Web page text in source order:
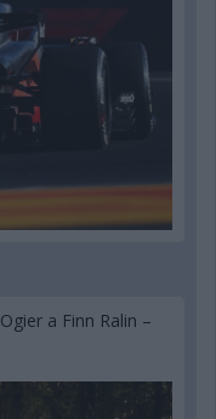
a Finn Ralin –